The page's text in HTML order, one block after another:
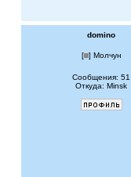
domino
[ ] Молчун
Сообщения: 51
Откуда: Minsk